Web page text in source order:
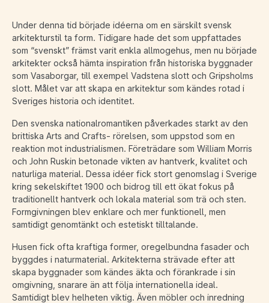
Under denna tid började idéerna om en särskilt svensk
arkitekturstil ta form. Tidigare hade det som uppfattades
som “svenskt” främst varit enkla allmogehus, men nu började
arkitekter också hämta inspiration från historiska byggnader
som Vasaborgar, till exempel Vadstena slott och Gripsholms
slott. Målet var att skapa en arkitektur som kändes rotad i
Sveriges historia och identitet.
Den svenska nationalromantiken påverkades starkt av den
brittiska Arts and Crafts- rörelsen, som uppstod som en
reaktion mot industrialismen. Företrädare som William Morris
och John Ruskin betonade vikten av hantverk, kvalitet och
naturliga material. Dessa idéer fick stort genomslag i Sverige
kring sekelskiftet 1900 och bidrog till ett ökat fokus på
traditionellt hantverk och lokala material som trä och sten.
Formgivningen blev enklare och mer funktionell, men
samtidigt genomtänkt och estetiskt tilltalande.
Husen fick ofta kraftiga former, oregelbundna fasader och
byggdes i naturmaterial. Arkitekterna strävade efter att
skapa byggnader som kändes äkta och förankrade i sin
omgivning, snarare än att följa internationella ideal.
Samtidigt blev helheten viktig. Även möbler och inredning